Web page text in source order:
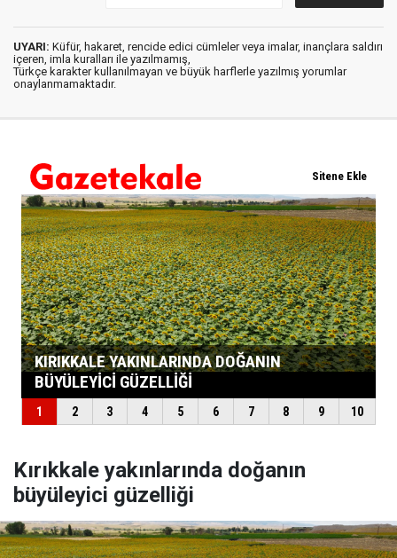
UYARI: Küfür, hakaret, rencide edici cümleler veya imalar, inançlara saldırı
içeren, imla kuralları ile yazılmamış,
Türkçe karakter kullanılmayan ve büyük harflerle yazılmış yorumlar
onaylanmamaktadır.
Kırıkkale yakınlarında doğanın
büyüleyici güzelliği